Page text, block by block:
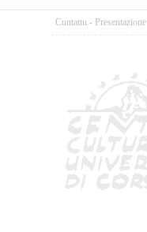
Cuntattu - Presentazione